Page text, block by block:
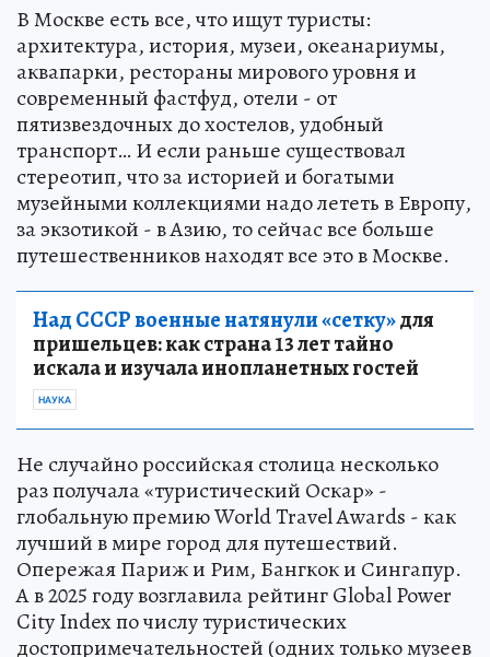
В Москве есть все, что ищут туристы:
архитектура, история, музеи, океанариумы,
аквапарки, рестораны мирового уровня и
современный фастфуд, отели - от
пятизвездочных до хостелов, удобный
транспорт… И если раньше существовал
стереотип, что за историей и богатыми
музейными коллекциями надо лететь в Европу,
за экзотикой - в Азию, то сейчас все больше
путешественников находят все это в Москве.
Над СССР военные натянули «сетку»для
пришельцев: как страна 13 лет тайно
искала и изучала инопланетных гостей
НАУКА
Не случайно российская столица несколько
раз получала «туристический Оскар» -
глобальную премию World Travel Awards - как
лучший в мире город для путешествий.
Опережая Париж и Рим, Бангкок и Сингапур.
А в 2025 году возглавила рейтинг Global Power
City Index по числу туристических
достопримечательностей (одних только музеев